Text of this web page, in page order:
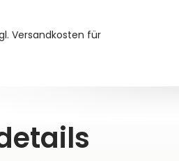
Versandkosten für